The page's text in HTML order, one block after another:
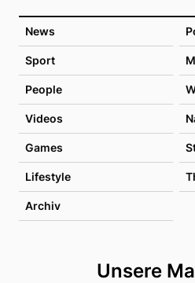
News
Sport
People
Videos
Games
Lifestyle
Archiv
Unsere